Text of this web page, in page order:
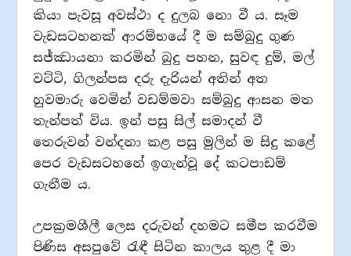
කියා පැවසූ අවස්ථා ද දුලබ නො වී ය. සෑම
වැඩසටහනක් ආරම්භයේ දී ම සම්බුදු ගුණ
සජ්ඣායනා කරමින් බුදු පහන, සුවඳ දුම්, මල්
වට්ටි, ගිලන්පස දරු දැරියන් අතින් අත
හුවමාරු වෙමින් වඩම්මවා සම්බුදු ආසන මත
තැන්පත් විය. ඉන් පසු සිල් සමාදන් වී
තෙරුවන් වන්දනා කළ පසු මුලින් ම සිදු කළේ
පෙර වැඩසටහනේ ඉගැන්වූ දේ කටපාඩම්
ගැනීම ය.
උපක්‍රමශීලී ලෙස දරුවන් දහමට සමීප කරවීම
පිණිස අසපුවේ රැඳී සිටින කාලය තුළ දී මා